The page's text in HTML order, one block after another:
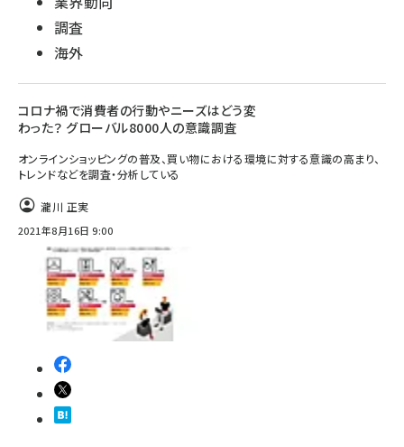
調査
海外
コロナ禍で消費者の行動やニーズはどう変
わった？ グローバル8000人の意識調査
オンラインショッピングの普及、買い物における環境に対する意識の高まり、
トレンドなどを調査・分析している
瀧川 正実
2021年8月16日 9:00